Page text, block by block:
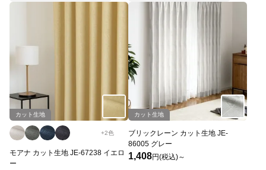
カット生地
+2色
モアナ カット生地 JE-67238 イエロ
ー
カット生地
ブリックレーン カット生地 JE-
86005 グレー
1,408円(税込)～